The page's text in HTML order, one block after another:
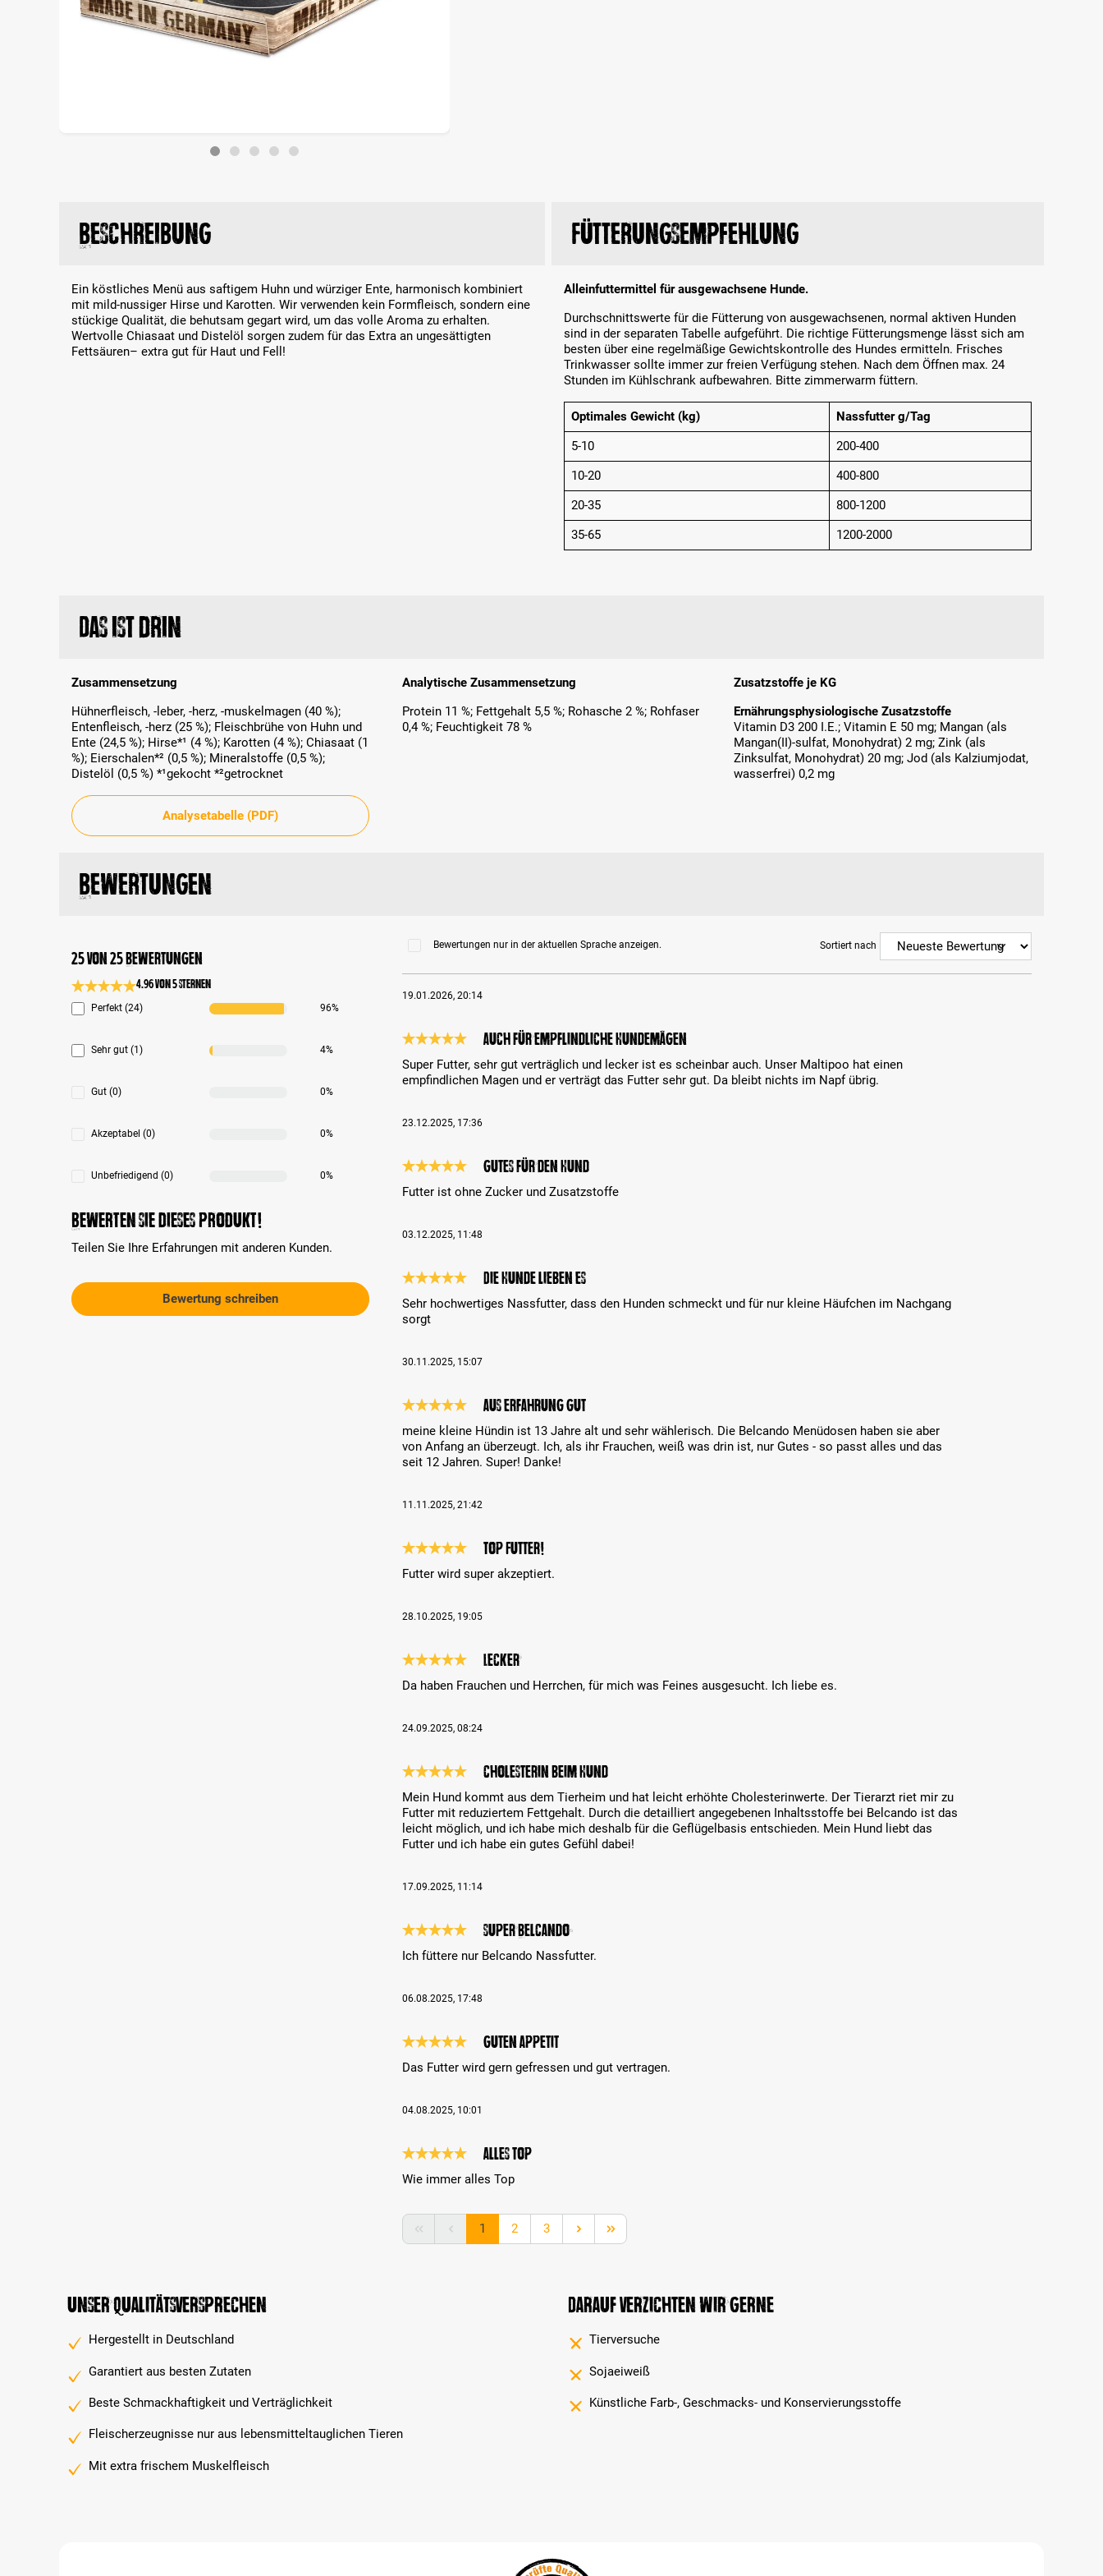
Beschreibung
Ein köstliches Menü aus saftigem Huhn und würziger Ente, harmonisch kombiniert
mit mild-nussiger Hirse und Karotten. Wir verwenden kein Formfleisch, sondern eine
stückige Qualität, die behutsam gegart wird, um das volle Aroma zu erhalten.
Wertvolle Chiasaat und Distelöl sorgen zudem für das Extra an ungesättigten
Fettsäuren– extra gut für Haut und Fell!
Fütterungsempfehlung
Alleinfuttermittel für ausgewachsene Hunde.
Durchschnittswerte für die Fütterung von ausgewachsenen, normal aktiven Hunden
sind in der separaten Tabelle aufgeführt. Die richtige Fütterungsmenge lässt sich am
besten über eine regelmäßige Gewichtskontrolle des Hundes ermitteln. Frisches
Trinkwasser sollte immer zur freien Verfügung stehen. Nach dem Öffnen max. 24
Stunden im Kühlschrank aufbewahren. Bitte zimmerwarm füttern.
Optimales Gewicht (kg)
Nassfutter g/Tag
5-10
200-400
10-20
400-800
20-35
800-1200
35-65
1200-2000
Das ist drin
Zusammensetzung
Hühnerfleisch, -leber, -herz, -muskelmagen (40 %);
Entenfleisch, -herz (25 %); Fleischbrühe von Huhn und
Ente (24,5 %); Hirse*¹ (4 %); Karotten (4 %); Chiasaat (1
%); Eierschalen*² (0,5 %); Mineralstoffe (0,5 %);
Distelöl (0,5 %) *¹gekocht *²getrocknet
Analytische Zusammensetzung
Protein 11 %; Fettgehalt 5,5 %; Rohasche 2 %; Rohfaser
0,4 %; Feuchtigkeit 78 %
Zusatzstoffe je KG
Ernährungsphysiologische Zusatzstoffe
Vitamin D3 200 I.E.; Vitamin E 50 mg; Mangan (als
Mangan(II)-sulfat, Monohydrat) 2 mg; Zink (als
Zinksulfat, Monohydrat) 20 mg; Jod (als Kalziumjodat,
wasserfrei) 0,2 mg
Analysetabelle (PDF)
Bewertungen
25 von 25 Bewertungen
Durchschnittliche Bewertung 4.9 von 5 Sternen
4.96 von 5 Sternen
Perfekt (24) 96%
Sehr gut (1) 4%
Gut (0) 0%
Akzeptabel (0) 0%
Unbefriedigend (0) 0%
Bewerten Sie dieses Produkt!
Teilen Sie Ihre Erfahrungen mit anderen Kunden.
Bewertung schreiben
Bewertungen nur in der aktuellen Sprache anzeigen. Sortiert nach
19.01.2026, 20:14
Auch für empflindliche Hundemägen
Super Futter, sehr gut verträglich und lecker ist es scheinbar auch. Unser Maltipoo hat einen
empfindlichen Magen und er verträgt das Futter sehr gut. Da bleibt nichts im Napf übrig.
23.12.2025, 17:36
Gutes für den Hund
Futter ist ohne Zucker und Zusatzstoffe
03.12.2025, 11:48
Die Hunde lieben es
Sehr hochwertiges Nassfutter, dass den Hunden schmeckt und für nur kleine Häufchen im Nachgang
sorgt
30.11.2025, 15:07
aus Erfahrung gut
meine kleine Hündin ist 13 Jahre alt und sehr wählerisch. Die Belcando Menüdosen haben sie aber
von Anfang an überzeugt. Ich, als ihr Frauchen, weiß was drin ist, nur Gutes - so passt alles und das
seit 12 Jahren. Super! Danke!
11.11.2025, 21:42
Top Futter!
Futter wird super akzeptiert.
28.10.2025, 19:05
Lecker
Da haben Frauchen und Herrchen, für mich was Feines ausgesucht. Ich liebe es.
24.09.2025, 08:24
Cholesterin beim Hund
Mein Hund kommt aus dem Tierheim und hat leicht erhöhte Cholesterinwerte. Der Tierarzt riet mir zu
Futter mit reduziertem Fettgehalt. Durch die detailliert angegebenen Inhaltsstoffe bei Belcando ist das
leicht möglich, und ich habe mich deshalb für die Geflügelbasis entschieden. Mein Hund liebt das
Futter und ich habe ein gutes Gefühl dabei!
17.09.2025, 11:14
Super Belcando
Ich füttere nur Belcando Nassfutter.
06.08.2025, 17:48
Guten Appetit
Das Futter wird gern gefressen und gut vertragen.
04.08.2025, 10:01
Alles Top
Wie immer alles Top
Seite
1 Seite
2 Seite
3
Unser Qualitätsversprechen
Hergestellt in Deutschland
Garantiert aus besten Zutaten
Beste Schmackhaftigkeit und Verträglichkeit
Fleischerzeugnisse nur aus lebensmitteltauglichen Tieren
Mit extra frischem Muskelfleisch
Darauf verzichten wir gerne
Tierversuche
Sojaeiweiß
Künstliche Farb-, Geschmacks- und Konservierungsstoffe